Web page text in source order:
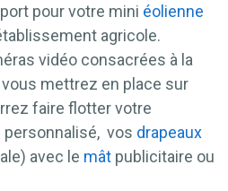
pour votre mini éolienne
agricole.
vidéo consacrées à la
mettrez en place sur
faire flotter votre
personnalisé, vos drapeaux
avec le mât publicitaire ou